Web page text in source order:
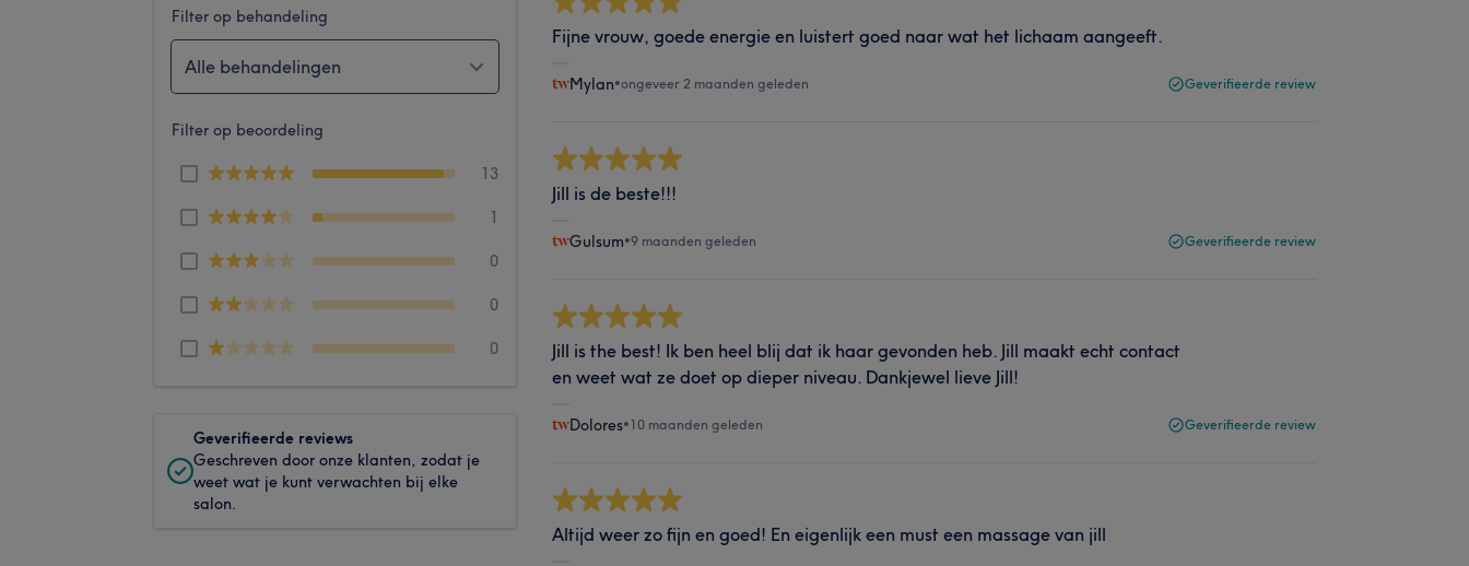
Filter op behandeling
Alle behandelingen
Filter op beoordeling
13
1
0
0
0
Geverifieerde reviews
Geschreven door onze klanten, zodat je
weet wat je kunt verwachten bij elke
salon.
Fijne vrouw, goede energie en luistert goed naar wat het lichaam aangeeft.
Mylan•ongeveer 2 maanden geleden Geverifieerde review
Jill is de beste!!!
Gulsum•9 maanden geleden Geverifieerde review
Jill is the best! Ik ben heel blij dat ik haar gevonden heb. Jill maakt echt contact
en weet wat ze doet op dieper niveau. Dankjewel lieve Jill!
Dolores•10 maanden geleden Geverifieerde review
Altijd weer zo fijn en goed! En eigenlijk een must een massage van jill